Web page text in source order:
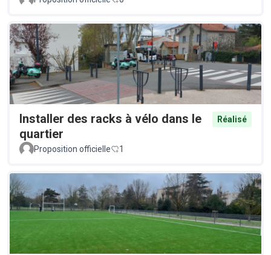
Installer des racks à vélo dans le
quartier
Réalisé
Proposition officielle 1